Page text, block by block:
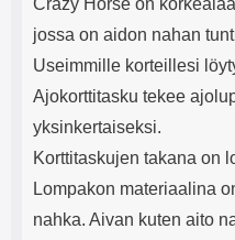
Crazy Horse on
jossa on aidon nahan
Useimmille korteillesi
Ajokorttitasku tekee
yksinkertaiseksi.
Korttitaskujen takana on
Lompakon materiaalina
nahka. Aivan kuten aito